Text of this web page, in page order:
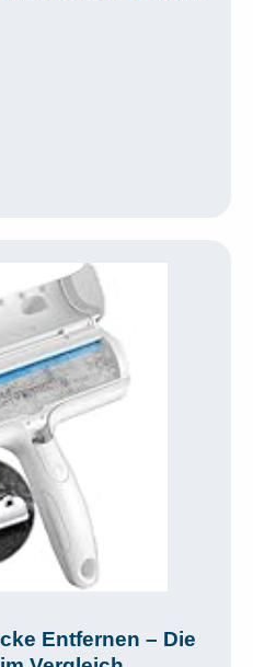
Entfernen – Die